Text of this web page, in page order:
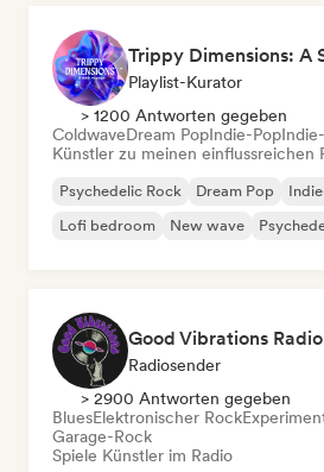
Trippy Dimensions: A
Playlist-Kurator
> 1200 Antworten gegeben
ColdwaveDream PopIndie-Pop
Künstler zu meinen einflussreichen
Psychedelic Rock Dream Pop
Lofi bedroom
New wave
Good Vibrations Radio
Radiosender
> 2900 Antworten gegeben
BluesElektronischer Rock
Garage-Rock
Spiele Künstler im Radio